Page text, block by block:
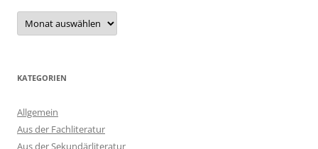
Archiv
KATEGORIEN
Allgemein
Aus der Fachliteratur